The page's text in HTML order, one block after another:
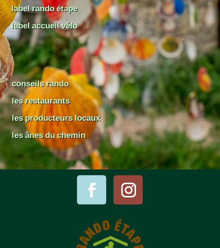
label rando étape
label accueil vélo
conseils rando
les restaurants
les producteurs locaux
les ânes du chemin